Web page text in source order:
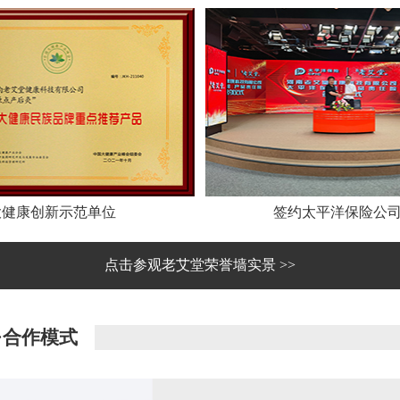
康创新示范单位 签约太平洋保险公
点击参观老艾堂荣誉墙实景 >>
合作模式